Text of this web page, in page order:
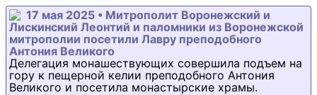
17 мая 2025 • Митрополит Воронежский и
Лискинский Леонтий и паломники из Воронежской
митрополии посетили Лавру преподобного
Антония Великого
Делегация монашествующих совершила подъем на
гору к пещерной келии преподобного Антония
Великого и посетила монастырские храмы.